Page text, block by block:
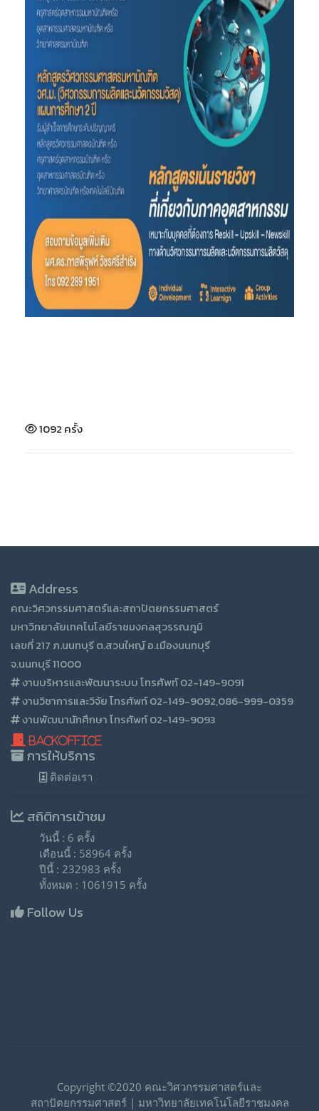
1092 ครั้ง
Address
คณะวิศวกรรมศาสตร์และสถาปัตยกรรมศาสตร์
มหาวิทยาลัยเทคโนโลยีราชมงคลสุวรรณภูมิ
เลขที่ 217 ภ.นนทบุรี ต.สวนใหญ์ อ.เมืองนนทบุรี
จ.นนทบุรี 11000
งานบริหารและพัฒนาระบบ โทรศัพท์ 02-149-9091
งานวิชาการและวิจัย โทรศัพท์ 02-149-9092,086-999-0359
งานพัฒนานักศึกษา โทรศัพท์ 02-149-9093
BackOffice
การให้บริการ
ติดต่อเรา
สถิติการเข้าชม
วันนี้ : 6 ครั้ง
เดือนนี้ : 58964 ครั้ง
ปีนี้ : 232983 ครั้ง
ทั้งหมด : 1061915 ครั้ง
Follow Us
Copyright ©2020 คณะวิศวกรรมศาสตร์และ
สถาปัตยกรรมศาสตร์ | มหาวิทยาลัยเทคโนโลยีราชมงคล